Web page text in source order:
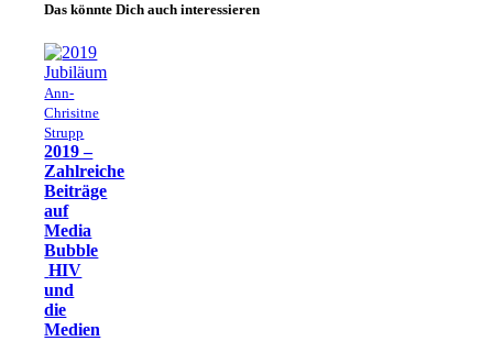
Das könnte Dich auch interessieren
Ann-
Chrisitne
Strupp
2019 –
Zahlreiche
Beiträge
auf
Media
Bubble
HIV
und
die
Medien